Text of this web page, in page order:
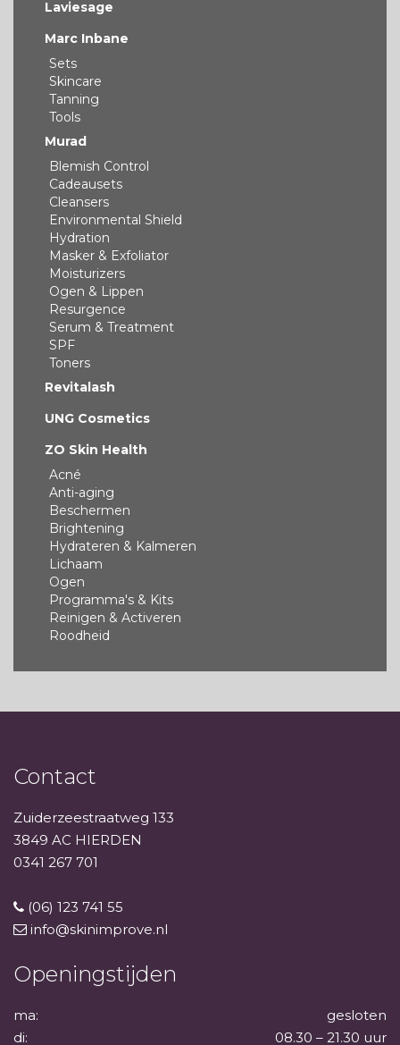
Laviesage
Marc Inbane
Sets
Skincare
Tanning
Tools
Murad
Blemish Control
Cadeausets
Cleansers
Environmental Shield
Hydration
Masker & Exfoliator
Moisturizers
Ogen & Lippen
Resurgence
Serum & Treatment
SPF
Toners
Revitalash
UNG Cosmetics
ZO Skin Health
Acné
Anti-aging
Beschermen
Brightening
Hydrateren & Kalmeren
Lichaam
Ogen
Programma's & Kits
Reinigen & Activeren
Roodheid
Contact
Zuiderzeestraatweg 133
3849 AC HIERDEN
0341 267 701
(06) 123 741 55
info@skinimprove.nl
Openingstijden
ma:
gesloten
di:
08.30 – 21.30 uur